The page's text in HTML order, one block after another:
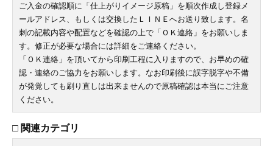
ご入金の確認順に「仕上がりイメージ原稿」を順次作成し登録メ
ールアドレス、もしくは交換したＬＩＮＥへお送り致します。名
刺の記載内容や配置などを確認の上で「ＯＫ連絡」をお願いしま
す。修正が必要な場合には詳細をご連絡ください。
「ＯＫ連絡」を頂いてから印刷工程に入りますので、お早めの確
認・連絡のご協力をお願いします。なお印刷後に誤字脱字や不備
が発覚しても刷り直しは出来ませんので原稿確認は本当にご注意
ください。
□ 関連カテゴリ